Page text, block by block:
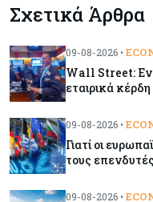
Τεχνητή
επικοινωνία
Κόσμος
Ορμούζ: Το
Κύπρος
σύνδεση
Σχετικά Άρθρα
09-08-2026 •
Wall Street:
εταιρικά
09-08-2026 •
Γιατί οι
τους επενδυτές
09-08-2026 •